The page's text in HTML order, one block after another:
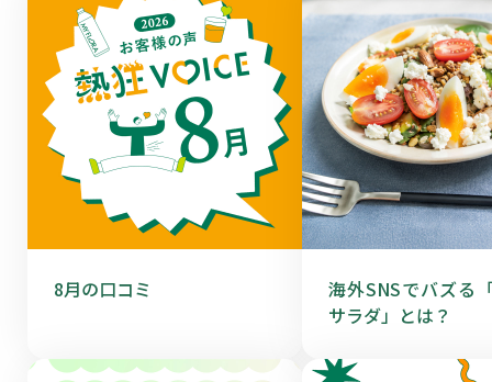
8月の口コミ
海外SNSでバズる
サラダ」とは？